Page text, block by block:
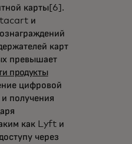
карты[6].
и
карт
превышает
продукты
цифровой
получения
как Lyft и
через